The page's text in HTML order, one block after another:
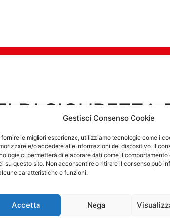
Gestisci Consenso Cookie
fornire le migliori esperienze, utilizziamo tecnologie come i
e/o accedere alle informazioni del dispositivo. Il
ci permetterà di elaborare dati come il comportamento
su questo sito. Non acconsentire o ritirare il consenso può
caratteristiche e funzioni.
Accetta Nega
DI SICUREZZA
Goditi
Goditi in
Impianti di
sarà
SISTEMI DI